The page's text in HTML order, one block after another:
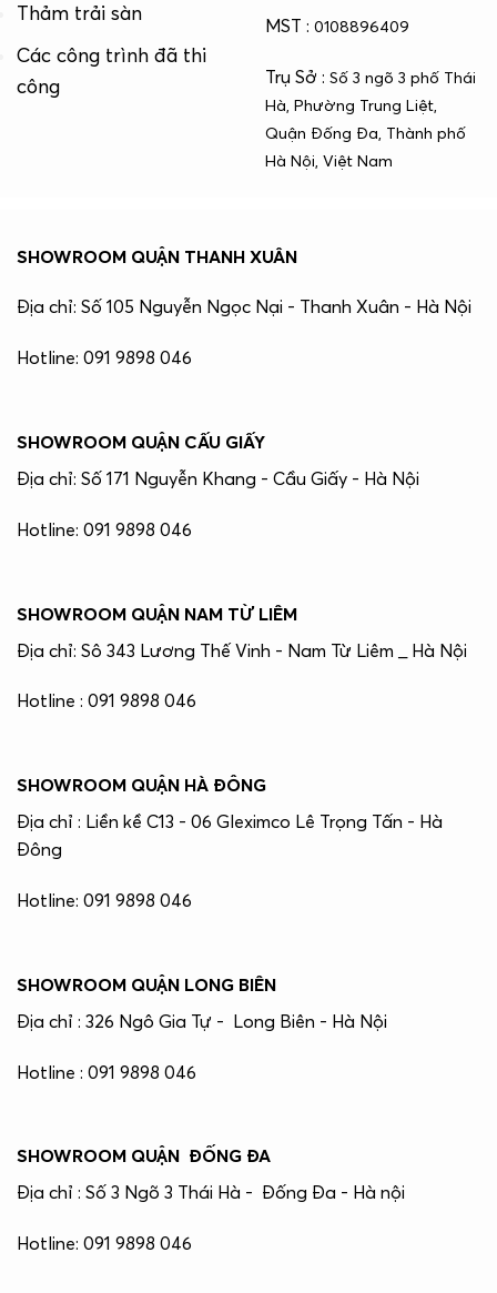
Thảm trải sàn
Các công trình đã thi
công
MST : 0108896409
Trụ Sở : Số 3 ngõ 3 phố Thái
Hà, Phường Trung Liệt,
Quận Đống Đa, Thành phố
Hà Nội, Việt Nam
SHOWROOM QUẬN THANH XUÂN
Địa chỉ: Số 105 Nguyễn Ngọc Nại - Thanh Xuân - Hà Nội
Hotline: 091 9898 046
SHOWROOM QUẬN CẤU GIẤY
Địa chỉ: Số 171 Nguyễn Khang - Cầu Giấy - Hà Nội
Hotline: 091 9898 046
SHOWROOM QUẬN NAM TỪ LIÊM
Địa chỉ: Sô 343 Lương Thế Vinh - Nam Từ Liêm _ Hà Nội
Hotline : 091 9898 046
SHOWROOM QUẬN HÀ ĐÔNG
Địa chỉ : Liền kề C13 - 06 Gleximco Lê Trọng Tấn - Hà
Đông
Hotline: 091 9898 046
SHOWROOM QUẬN LONG BIÊN
Địa chỉ : 326 Ngô Gia Tự - Long Biên - Hà Nội
Hotline : 091 9898 046
SHOWROOM QUẬN ĐỐNG ĐA
Địa chỉ : Số 3 Ngõ 3 Thái Hà - Đống Đa - Hà nội
Hotline: 091 9898 046